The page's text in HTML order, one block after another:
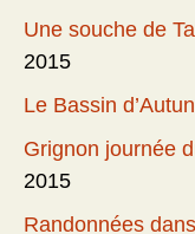
Une souche de
2015
Le Bassin d’Autun
Grignon journée
2015
Randonnées